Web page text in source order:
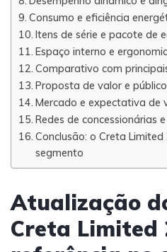
Consumo e eficiência
Itens de série e pacote de
Espaço interno e
Comparativo com
Proposta de valor e
Mercado e expectativa de
Redes de concessionárias
Conclusão: o Creta
segmento
Atualização
Creta Limited